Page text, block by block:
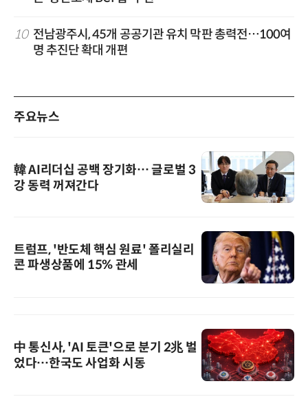
10 전남광주시, 45개 공공기관 유치 막판 총력전…100여
명 추진단 확대 개편
주요뉴스
韓 AI리더십 공백 장기화… 글로벌 3
강 동력 꺼져간다
트럼프, '반도체 핵심 원료' 폴리실리
콘 파생상품에 15% 관세
中 통신사, 'AI 토큰'으로 분기 2兆 벌
었다…한국도 사업화 시동